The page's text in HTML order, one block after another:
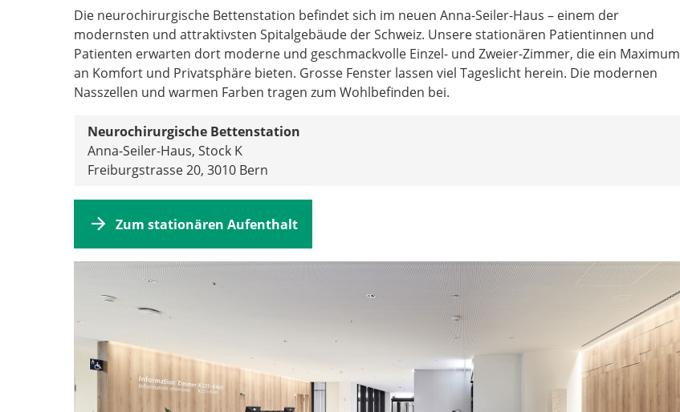
Die neurochirurgische Bettenstation befindet sich im neuen Anna-Seiler-Haus – einem der
modernsten und attraktivsten Spitalgebäude der Schweiz. Unsere stationären Patientinnen und
Patienten erwarten dort moderne und geschmackvolle Einzel- und Zweier-Zimmer, die ein Maximum
an Komfort und Privatsphäre bieten. Grosse Fenster lassen viel Tageslicht herein. Die modernen
Nasszellen und warmen Farben tragen zum Wohlbefinden bei.
Neurochirurgische Bettenstation
Anna-Seiler-Haus, Stock K
Freiburgstrasse 20, 3010 Bern
Zum stationären Aufenthalt